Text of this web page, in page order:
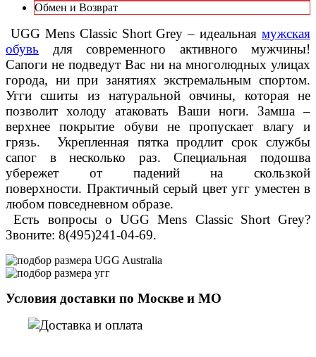
Обмен и Возврат
UGG Mens Classic Short Grey – идеальная мужская
обувь для современного активного мужчины!
Сапоги не подведут Вас ни на многолюдных улицах
города, ни при занятиях экстремальным спортом.
Угги сшиты из натуральной овчины, которая не
позволит холоду атаковать Ваши ноги. Замша –
верхнее покрытие обуви не пропускает влагу и
грязь. Укрепленная пятка продлит срок службы
сапог в несколько раз. Специальная подошва
убережет от падений на скользкой
поверхности. Практичный серый цвет угг уместен в
любом повседневном образе.
Есть вопросы о UGG Mens Classic Short Grey?
Звоните: 8(495)241-04-69.
Условия доставки по Москве и МО